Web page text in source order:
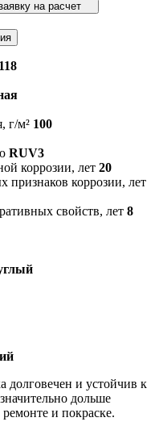
на расчет
118
г/м² 100
RUV3
коррозии, лет 20
признаков коррозии, лет
свойств, лет 8
долговечен и устойчив к
дольше
и покраске.